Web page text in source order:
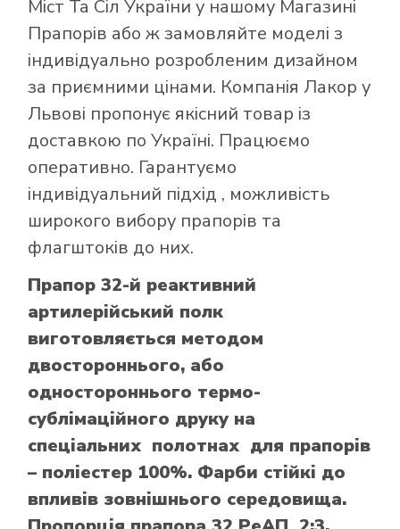
Міст Та Сіл України у нашому Магазині
Прапорів або ж замовляйте моделі з
індивідуально розробленим дизайном
за приємними цінами. Компанія Лакор у
Львові пропонує якісний товар із
доставкою по Україні. Працюємо
оперативно. Гарантуємо
індивідуальний підхід , можливість
широкого вибору прапорів та
флагштоків до них.
Прапор 32-й реактивний
артилерійський полк
виготовляється методом
двостороннього, або
одностороннього термо-
сублімаційного друку на
спеціальних полотнах для прапорів
– поліестер 100%. Фарби стійкі до
впливів зовнішнього середовища.